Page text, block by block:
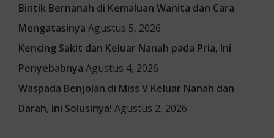
Bintik Bernanah di Kemaluan Wanita dan Cara
Mengatasinya Agustus 5, 2026
Kencing Sakit dan Keluar Nanah pada Pria, Ini
Penyebabnya Agustus 4, 2026
Waspada Benjolan di Miss V Keluar Nanah dan
Darah, Ini Solusinya! Agustus 2, 2026